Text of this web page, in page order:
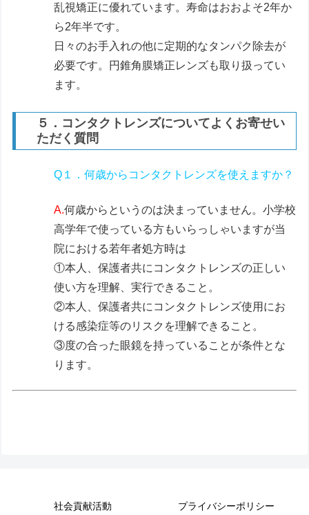
乱視矯正に優れています。寿命はおおよそ2年か
ら2年半です。
日々のお手入れの他に定期的なタンパク除去が
必要です。円錐角膜矯正レンズも取り扱ってい
ます。
５．コンタクトレンズについてよくお寄せい
ただく質問
Q１．何歳からコンタクトレンズを使えますか？
A.何歳からというのは決まっていません。小学校
高学年で使っている方もいらっしゃいますが当
院における若年者処方時は
①本人、保護者共にコンタクトレンズの正しい
使い方を理解、実行できること。
②本人、保護者共にコンタクトレンズ使用にお
ける感染症等のリスクを理解できること。
③度の合った眼鏡を持っていることが条件とな
ります。
社会貢献活動 プライバシーポリシー